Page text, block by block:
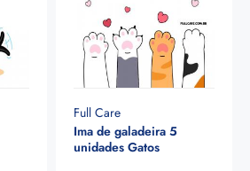
Full Care
Ima de galadeira 5
unidades Gatos